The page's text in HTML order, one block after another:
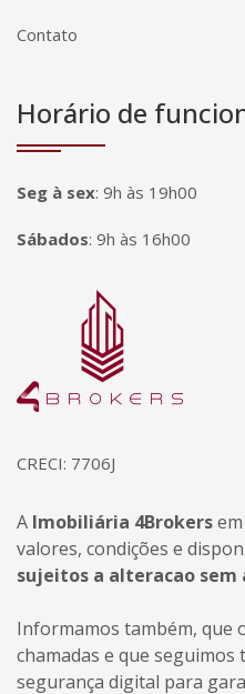
Contato
Horário de
Seg à sex: 9h às 19h00
Sábados: 9h às 16h00
Página inicial
CRECI: 7706J
A Imobiliária 4Brokers
valores, condições e
sujeitos a alteracao sem
Informamos também, que
chamadas e que seguimos
segurança digital para